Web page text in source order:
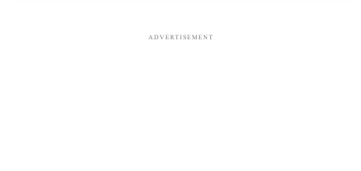
ADVERTISEMENT